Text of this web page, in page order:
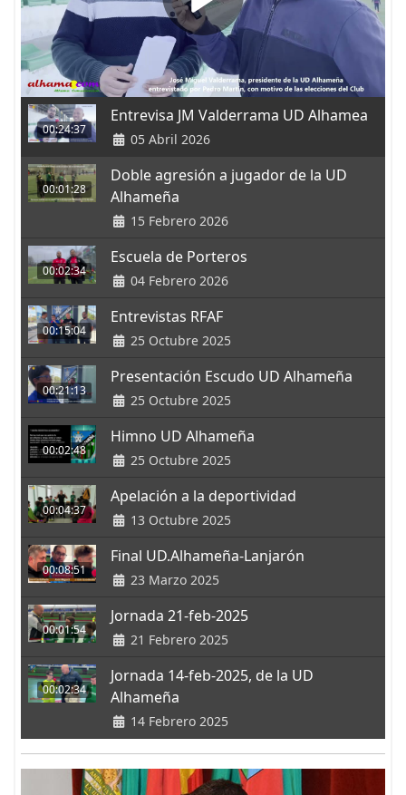
00:24:37
Entrevisa JM Valderrama UD Alhamea
05 Abril 2026
00:01:28
Doble agresión a jugador de la UD
Alhameña
15 Febrero 2026
00:02:34
Escuela de Porteros
04 Febrero 2026
00:15:04
Entrevistas RFAF
25 Octubre 2025
00:21:13
Presentación Escudo UD Alhameña
25 Octubre 2025
00:02:48
Himno UD Alhameña
25 Octubre 2025
00:04:37
Apelación a la deportividad
13 Octubre 2025
00:08:51
Final UD.Alhameña-Lanjarón
23 Marzo 2025
00:01:54
Jornada 21-feb-2025
21 Febrero 2025
00:02:34
Jornada 14-feb-2025, de la UD
Alhameña
14 Febrero 2025